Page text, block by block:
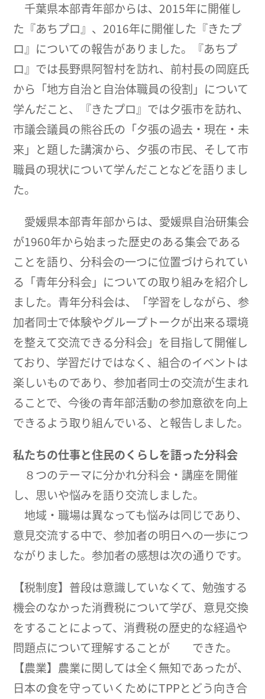
千葉県本部青年部からは、2015年に開催し
た『あちプロ』、2016年に開催した『きたプ
ロ』についての報告がありました。『あちプ
ロ』では長野県阿智村を訪れ、前村長の岡庭氏
から「地方自治と自治体職員の役割」について
学んだこと、『きたプロ』では夕張市を訪れ、
市議会議員の熊谷氏の「夕張の過去・現在・未
来」と題した講演から、夕張の市民、そして市
職員の現状について学んだことなどを語りまし
た。
愛媛県本部青年部からは、愛媛県自治研集会
が1960年から始まった歴史のある集会である
ことを語り、分科会の一つに位置づけられてい
る「青年分科会」についての取り組みを紹介し
ました。青年分科会は、「学習をしながら、参
加者同士で体験やグループトークが出来る環境
を整えて交流できる分科会」を目指して開催し
ており、学習だけではなく、組合のイベントは
楽しいものであり、参加者同士の交流が生まれ
ることで、今後の青年部活動の参加意欲を向上
できるよう取り組んでいる、と報告しました。
私たちの仕事と住民のくらしを語った分科会
８つのテーマに分かれ分科会・講座を開催
し、思いや悩みを語り交流しました。
地域・職場は異なっても悩みは同じであり、
意見交流する中で、参加者の明日への一歩につ
ながりました。参加者の感想は次の通りです。
【税制度】普段は意識していなくて、勉強する
機会のなかった消費税について学び、意見交換
をすることによって、消費税の歴史的な経過や
問題点について理解することが できた。
【農業】農業に関しては全く無知であったが、
日本の食を守っていくためにTPPとどう向き合